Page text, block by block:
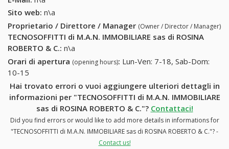
Sito web: n\a
Proprietario / Direttore / Manager (Owner / Director / Manager)
TECNOSOFFITTI di M.A.N. IMMOBILIARE sas di ROSINA
ROBERTO & C.: n\a
Orari di apertura (opening hours): Lun-Ven: 7-18, Sab-Dom:
10-15
Hai trovato errori o vuoi aggiungere ulteriori dettagli in
informazioni per "TECNOSOFFITTI di M.A.N. IMMOBILIARE
sas di ROSINA ROBERTO & C."? Contattaci!
Did you find errors or would like to add more details in informations for
"TECNOSOFFITTI di M.A.N. IMMOBILIARE sas di ROSINA ROBERTO & C."? -
Contact us!